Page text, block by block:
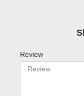
Review